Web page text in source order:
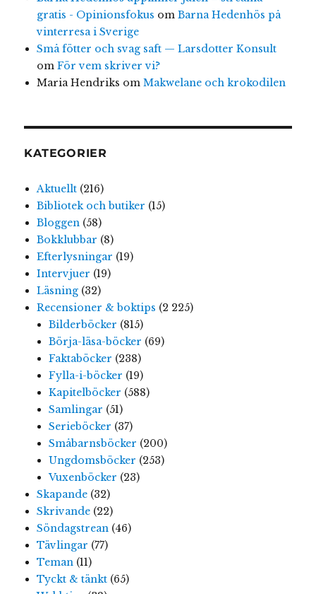
gratis - Opinionsfokus om Barna Hedenhös på
vinterresa i Sverige
Små fötter och svag saft — Larsdotter Konsult
om För vem skriver vi?
Maria Hendriks om Makwelane och krokodilen
KATEGORIER
Aktuellt(216)
Bibliotek och butiker (15)
Bloggen(58)
Bokklubbar (8)
Efterlysningar (19)
Intervjuer (19)
Läsning(32)
Recensioner & boktips (2 225)
Bilderböcker (815)
Börja-läsa-böcker (69)
Faktaböcker (238)
Fylla-i-böcker (19)
Kapitelböcker (588)
Samlingar (51)
Serieböcker (37)
Småbarnsböcker (200)
Ungdomsböcker (253)
Vuxenböcker (23)
Skapande(32)
Skrivande(22)
Söndagstrean(46)
Tävlingar (77)
Teman(11)
Tyckt & tänkt(65)